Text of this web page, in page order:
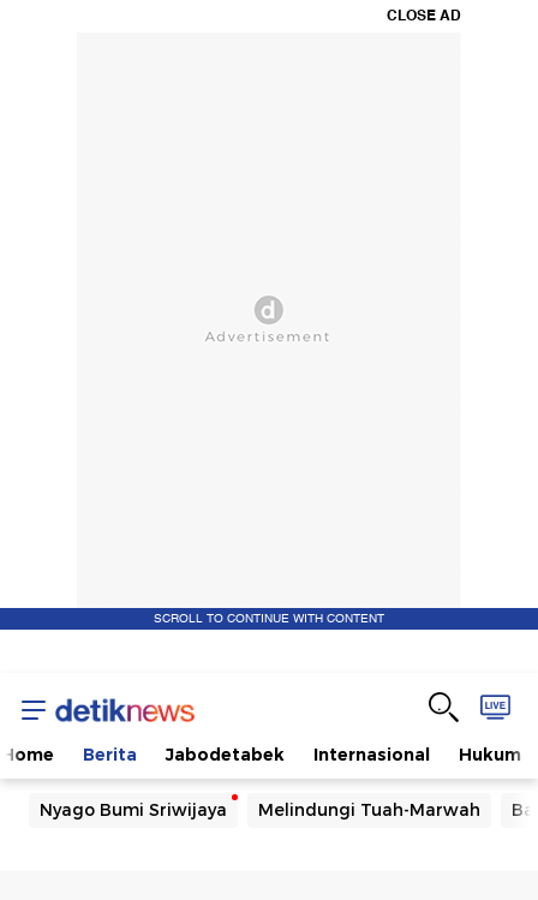
CLOSE AD
SCROLL TO CONTINUE WITH CONTENT
Home Berita Jabodetabek Internasional Hukum
Nyago Bumi Sriwijaya Melindungi Tuah-Marwah